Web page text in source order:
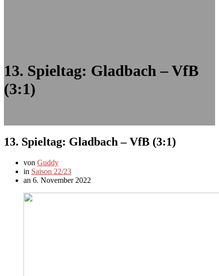
13. Spieltag: Gladbach – VfB
(3:1)
13. Spieltag: Gladbach – VfB (3:1)
von Guddy
in Saison 22/23
an 6. November 2022